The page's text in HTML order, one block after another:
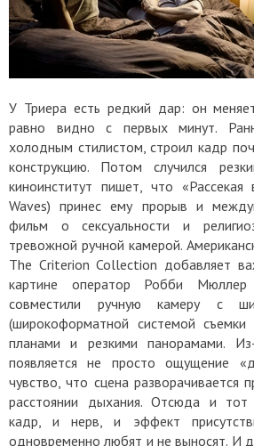
У Триера есть редкий дар: он
равно видно с первых минут.
холодным стилистом, строил кадр
конструкцию. Потом случился
киноинститут пишет, что
Waves) принес ему прорыв и
фильм о сексуальности и
тревожной ручной камерой.
The Criterion Collection добавляет
картине оператор Робби
совместили ручную камеру с
(широкоформатной системой
планами и резкими панорамами.
появляется не просто ощущение
чувство, что сцена разворачивается
расстоянии дыхания. Отсюда и
кадр, и нерв, и эффект
одновременно любят и не выносят. И